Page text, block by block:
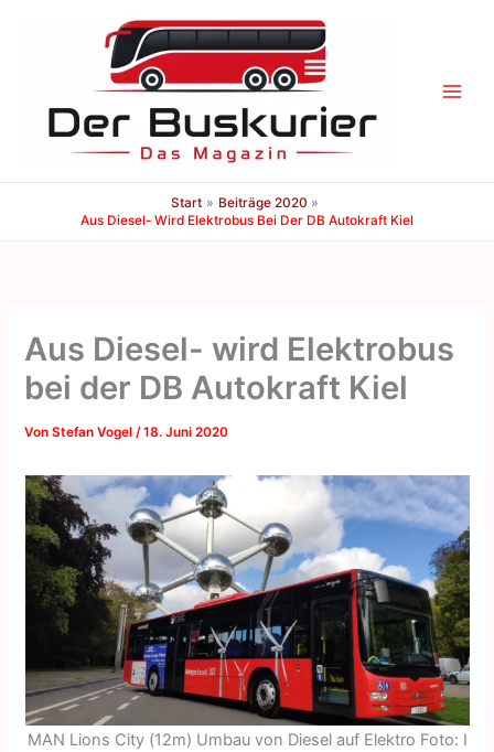
Start
Beiträge 2020
Aus Diesel- Wird Elektrobus Bei Der DB Autokraft Kiel
Aus Diesel- wird Elektrobus
bei der DB Autokraft Kiel
VonStefan Vogel/18. Juni 2020
MAN Lions City (12m) Umbau von Diesel auf Elektro Foto: I